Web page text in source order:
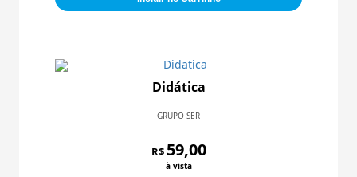
Didática
GRUPO SER
R$ 59,00
à vista